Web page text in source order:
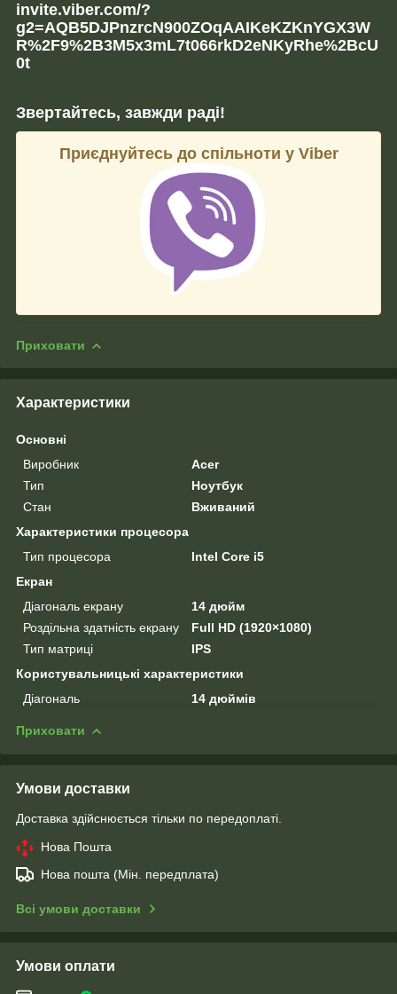
invite.viber.com/?
g2=AQB5DJPnzrcN900ZOqAAIKeKZKnYGX3W
R%2F9%2B3M5x3mL7t066rkD2eNKyRhe%2BcU
0t
Звертайтесь, завжди раді!
Приєднуйтесь до спільноти у Viber
Приховати
Характеристики
Основні
Виробник
Acer
Тип
Ноутбук
Стан
Вживаний
Характеристики процесора
Тип процесора
Intel Core i5
Екран
Діагональ екрану
14 дюйм
Роздільна здатність екрану
Full HD (1920×1080)
Тип матриці
IPS
Користувальницькі характеристики
Діагональ
14 дюймів
Приховати
Умови доставки
Доставка здійснюється тільки по передоплаті.
Нова Пошта
Нова пошта (Мін. передплата)
Всі умови доставки
Умови оплати